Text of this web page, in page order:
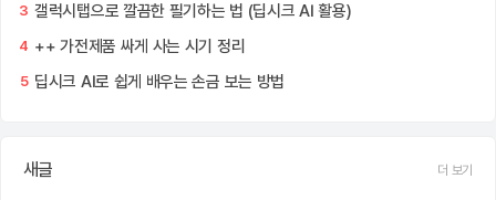
3 갤럭시탭으로 깔끔한 필기하는 법 (딥시크 AI 활용)
4 ++ 가전제품 싸게 사는 시기 정리
5 딥시크 AI로 쉽게 배우는 손금 보는 방법
새글 더 보기